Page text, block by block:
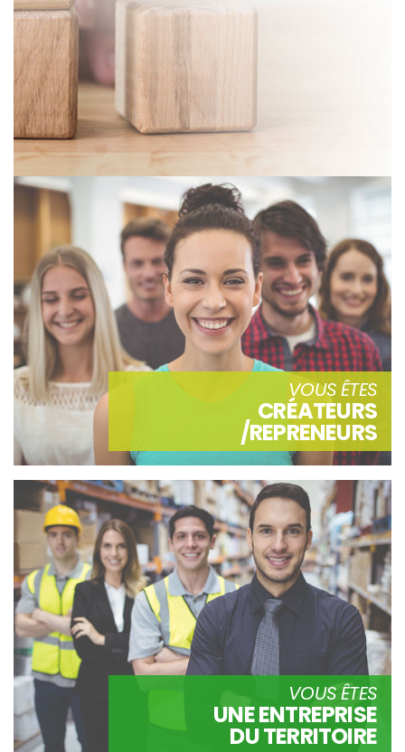
VOUS ÊTES
CRÉATEURS
/REPRENEURS
VOUS ÊTES
UNE ENTREPRISE
DU TERRITOIRE